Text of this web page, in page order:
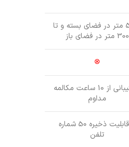
تا 50 متر در فضای بسته و تا
300 متر در فضای باز
⊗
پشتیبانی از 10 ساعت مکالمه
مداوم
با قابلیت ذخیره 50 شماره
تلفن